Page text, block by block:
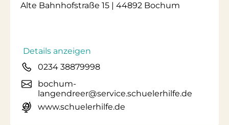
Alte Bahnhofstraße 15 | 44892 Bochum
Details anzeigen
0234 38879998
bochum-
langendreer@service.schuelerhilfe.de
www.schuelerhilfe.de